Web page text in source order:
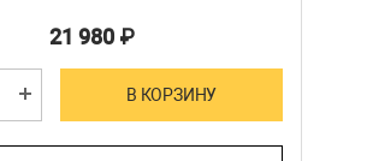
21 980₽
В КОРЗИНУ